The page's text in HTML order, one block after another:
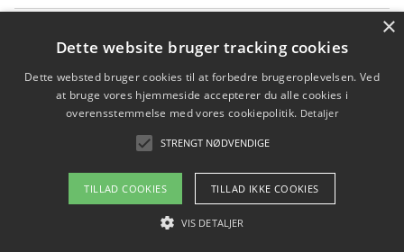
får du indgår et samarbejde
Hold et møde med en WordPress ekspert og vælg den
mest professionelle til at vedligeholde din løsning
Copyright 2026 - Pilanto Aps
Om / kontakt
×
Dette website bruger tracking cookies
Dette websted bruger cookies til at forbedre brugeroplevelsen. Ved
at bruge vores hjemmeside accepterer du alle cookies i
overensstemmelse med vores cookiepolitik. Detaljer
STRENGT NØDVENDIGE
TILLAD COOKIES TILLAD IKKE COOKIES
VIS DETALJER